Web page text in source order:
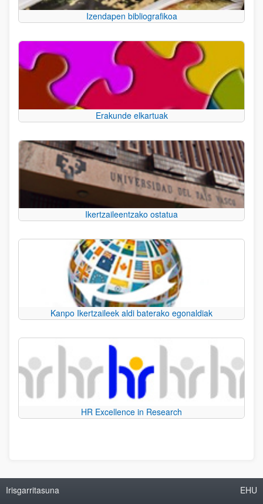
Izendapen bibliografikoa
Erakunde elkartuak
Ikertzaileentzako ostatua
Kanpo Ikertzaileek aldi baterako egonaldiak
HR Excellence in Research
Irisgarritasuna EHU